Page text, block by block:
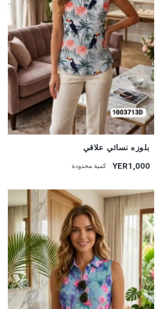
بلوزه نسائي علاقي
YER1,000 كمية محدودة